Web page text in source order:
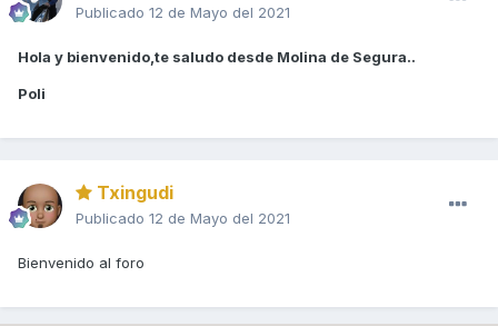
Publicado 12 de Mayo del 2021
Hola y bienvenido,te saludo desde Molina de Segura..
Poli
Txingudi
Publicado 12 de Mayo del 2021
Bienvenido al foro